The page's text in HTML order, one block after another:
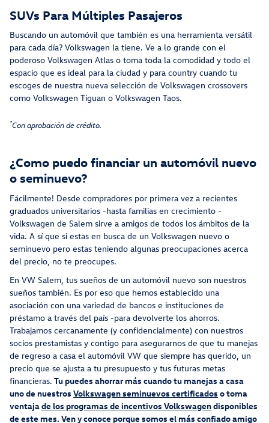
SUVs Para Múltiples Pasajeros
Buscando un automóvil que también es una herramienta versátil
para cada día? Volkswagen la tiene. Ve a lo grande con el
poderoso Volkswagen Atlas o toma toda la comodidad y todo el
espacio que es ideal para la ciudad y para country cuando tu
escoges de nuestra nueva selección de Volkswagen crossovers
como Volkswagen Tiguan o Volkswagen Taos.
*Con aprobación de crédito.
¿Como puedo financiar un automóvil nuevo
o seminuevo?
Fácilmente! Desde compradores por primera vez a recientes
graduados universitarios -hasta familias en crecimiento -
Volkswagen de Salem sirve a amigos de todos los ámbitos de la
vida. A sí que si estas en busca de un Volkswagen nuevo o
seminuevo pero estas teniendo algunas preocupaciones acerca
del precio, no te preocupes.
En VW Salem, tus sueños de un automóvil nuevo son nuestros
sueños también. Es por eso que hemos establecido una
asociación con una variedad de bancos e instituciones de
préstamo a través del país -para devolverte los ahorros.
Trabajamos cercanamente (y confidencialmente) con nuestros
socios prestamistas y contigo para asegurarnos de que tu manejas
de regreso a casa el automóvil VW que siempre has querido, un
precio que se ajusta a tu presupuesto y tus futuras metas
financieras. Tu puedes ahorrar más cuando tu manejas a casa
uno de nuestros Volkswagen seminuevos certificados o toma
ventajade los programas de incentivos Volkswagendisponibles
de este mes. Ven y conoce porque somos el más confiado amigo